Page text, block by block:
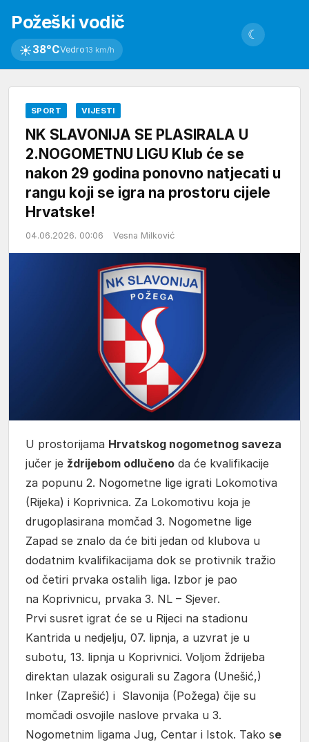
Požeški vodič
☀38°CVedro13 km/h
☾
SPORT VIJESTI
NK SLAVONIJA SE PLASIRALA U
2.NOGOMETNU LIGU Klub će se
nakon 29 godina ponovno natjecati u
rangu koji se igra na prostoru cijele
Hrvatske!
04.06.2026. 00:06 Vesna Milković
U prostorijama Hrvatskog nogometnog saveza
jučer je ždrijebom odlučeno da će kvalifikacije
za popunu 2. Nogometne lige igrati Lokomotiva
(Rijeka) i Koprivnica. Za Lokomotivu koja je
drugoplasirana momčad 3. Nogometne lige
Zapad se znalo da će biti jedan od klubova u
dodatnim kvalifikacijama dok se protivnik tražio
od četiri prvaka ostalih liga. Izbor je pao
na Koprivnicu, prvaka 3. NL – Sjever.
Prvi susret igrat će se u Rijeci na stadionu
Kantrida u nedjelju, 07. lipnja, a uzvrat je u
subotu, 13. lipnja u Koprivnici. Voljom ždrijeba
direktan ulazak osigurali su Zagora (Unešić,)
Inker (Zaprešić) i Slavonija (Požega) čije su
momčadi osvojile naslove prvaka u 3.
Nogometnim ligama Jug, Centar i Istok. Tako se